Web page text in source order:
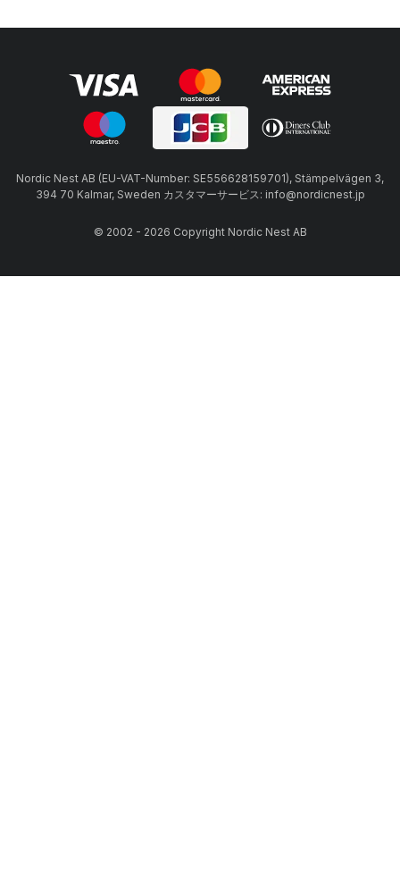
Nordic Nest AB (EU-VAT-Number: SE556628159701), Stämpelvägen 3,
394 70 Kalmar, Sweden カスタマーサービス: info@nordicnest.jp
© 2002 - 2026 Copyright Nordic Nest AB